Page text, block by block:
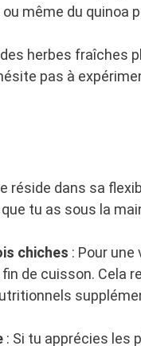
même du quinoa
herbes fraîches
pas à
réside dans sa
tu as sous la
chiches : Pour
de cuisson. Cela
: Si tu apprécies les